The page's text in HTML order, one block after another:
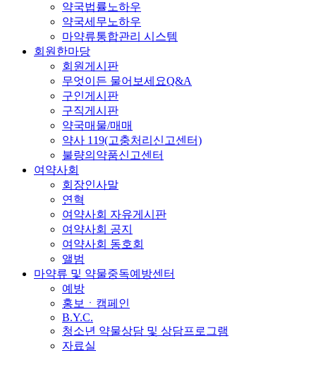
약국법률노하우
약국세무노하우
마약류통합관리 시스템
회원한마당
회원게시판
무엇이든 물어보세요Q&A
구인게시판
구직게시판
약국매물/매매
약사 119(고충처리신고센터)
불량의약품신고센터
여약사회
회장인사말
연혁
여약사회 자유게시판
여약사회 공지
여약사회 동호회
앨범
마약류 및 약물중독예방센터
예방
홍보ㆍ캠페인
B.Y.C.
청소년 약물상담 및 상담프로그램
자료실